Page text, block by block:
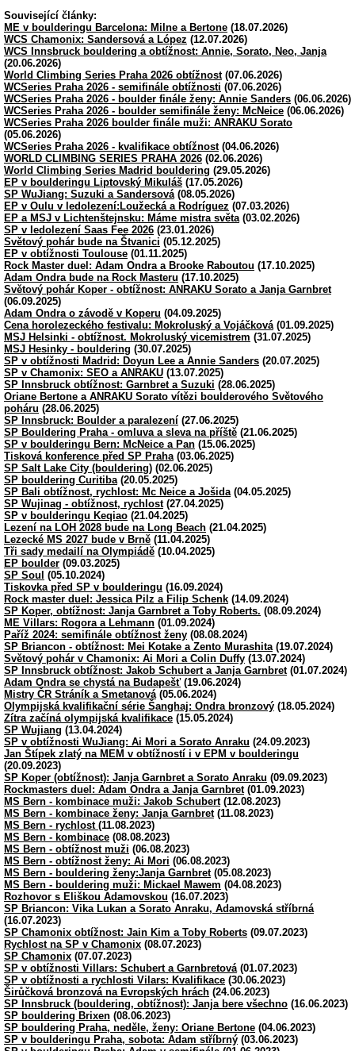
Související články:
ME v boulderingu Barcelona: Milne a Bertone (18.07.2026)
WCS Chamonix: Sandersová a López (12.07.2026)
WCS Innsbruck bouldering a obtížnost: Annie, Sorato, Neo, Janja
(20.06.2026)
World Climbing Series Praha 2026 obtížnost(07.06.2026)
WCSeries Praha 2026 - semifinále obtížnosti (07.06.2026)
WCSeries Praha 2026 - boulder finále ženy: Annie Sanders (06.06.2026)
WCSeries Praha 2026 - boulder semifinále ženy: McNeice (06.06.2026)
WCSeries Praha 2026 boulder finále muži: ANRAKU Sorato
(05.06.2026)
WCSeries Praha 2026 - kvalifikace obtížnost(04.06.2026)
WORLD CLIMBING SERIES PRAHA 2026 (02.06.2026)
World Climbing Series Madrid bouldering (29.05.2026)
EP v boulderingu Liptovský Mikuláš (17.05.2026)
SP WuJiang: Suzuki a Sandersová(08.05.2026)
EP v Oulu v ledolezení:Loužecká a Rodríguez (07.03.2026)
EP a MSJ v Lichtenštejnsku: Máme mistra světa(03.02.2026)
SP v ledolezení Saas Fee 2026 (23.01.2026)
Světový pohár bude na Štvanici (05.12.2025)
EP v obtížnosti Toulouse (01.11.2025)
Rock Master duel: Adam Ondra a Brooke Raboutou (17.10.2025)
Adam Ondra bude na Rock Masteru (17.10.2025)
Světový pohár Koper - obtížnost: ANRAKU Sorato a Janja Garnbret
(06.09.2025)
Adam Ondra o závodě v Koperu (04.09.2025)
Cena horolezeckého festivalu: Mokroluský a Vojáčková(01.09.2025)
MSJ Helsinki - obtížnost. Mokroluský vicemistrem (31.07.2025)
MSJ Hesinky - bouldering (30.07.2025)
SP v obtížnosti Madrid: Doyun Lee a Annie Sanders (20.07.2025)
SP v Chamonix: SEO a ANRAKU (13.07.2025)
SP Innsbruck obtížnost: Garnbret a Suzuki (28.06.2025)
Oriane Bertone a ANRAKU Sorato vítězi boulderového Světového
poháru (28.06.2025)
SP Innsbruck: Boulder a paralezení (27.06.2025)
SP Bouldering Praha - omluva a sleva na příště (21.06.2025)
SP v boulderingu Bern: McNeice a Pan (15.06.2025)
Tisková konference před SP Praha(03.06.2025)
SP Salt Lake City (bouldering) (02.06.2025)
SP bouldering Curitiba(20.05.2025)
SP Bali obtížnost, rychlost: Mc Neice a Jošida(04.05.2025)
SP Wujinag - obtížnost, rychlost(27.04.2025)
SP v boulderingu Keqiao (21.04.2025)
Lezení na LOH 2028 bude na Long Beach (21.04.2025)
Lezecké MS 2027 bude v Brně (11.04.2025)
Tři sady medailí na Olympiádě (10.04.2025)
EP boulder (09.03.2025)
SP Soul (05.10.2024)
Tiskovka před SP v boulderingu (16.09.2024)
Rock master duel: Jessica Pilz a Filip Schenk (14.09.2024)
SP Koper, obtížnost: Janja Garnbret a Toby Roberts. (08.09.2024)
ME Villars: Rogora a Lehmann (01.09.2024)
Paříž 2024: semifinále obtížnost ženy (08.08.2024)
SP Briancon - obtížnost: Mei Kotake a Zento Murashita(19.07.2024)
Světový pohár v Chamonix: Ai Mori a Colin Duffy (13.07.2024)
SP Innsbruck obtížnost: Jakob Schubert a Janja Garnbret(01.07.2024)
Adam Ondra se chystá na Budapešť(19.06.2024)
Mistry ČR Stráník a Smetanová(05.06.2024)
Olympijská kvalifikační série Šanghaj: Ondra bronzový (18.05.2024)
Zítra začíná olympijská kvalifikace (15.05.2024)
SP Wujiang (13.04.2024)
SP v obtížnosti WuJiang: Ai Mori a Sorato Anraku (24.09.2023)
Jan Štípek zlatý na MEM v obtížností i v EPM v boulderingu
(20.09.2023)
SP Koper (obtížnost): Janja Garnbret a Sorato Anraku (09.09.2023)
Rockmasters duel: Adam Ondra a Janja Garnbret(01.09.2023)
MS Bern - kombinace muži: Jakob Schubert(12.08.2023)
MS Bern - kombinace ženy: Janja Garnbret(11.08.2023)
MS Bern - rychlost (11.08.2023)
MS Bern - kombinace (08.08.2023)
MS Bern - obtížnost muži (06.08.2023)
MS Bern - obtížnost ženy: Ai Mori (06.08.2023)
MS Bern - bouldering ženy:Janja Garnbret(05.08.2023)
MS Bern - bouldering muži: Mickael Mawem (04.08.2023)
Rozhovor s Eliškou Adamovskou (16.07.2023)
SP Briancon: Vika Lukan a Sorato Anraku, Adamovská stříbrná
(16.07.2023)
SP Chamonix obtížnost: Jain Kim a Toby Roberts (09.07.2023)
Rychlost na SP v Chamonix (08.07.2023)
SP Chamonix (07.07.2023)
SP v obtížnosti Villars: Schubert a Garnbretová(01.07.2023)
SP v obtížnosti a rychlosti Vilars: Kvalifikace (30.06.2023)
Širůčková bronzová na Evropských hrách (24.06.2023)
SP Innsbruck (bouldering, obtížnost): Janja bere všechno (16.06.2023)
SP bouldering Brixen (08.06.2023)
SP bouldering Praha, neděle, ženy: Oriane Bertone (04.06.2023)
SP v boulderingu Praha, sobota: Adam stříbrný (03.06.2023)